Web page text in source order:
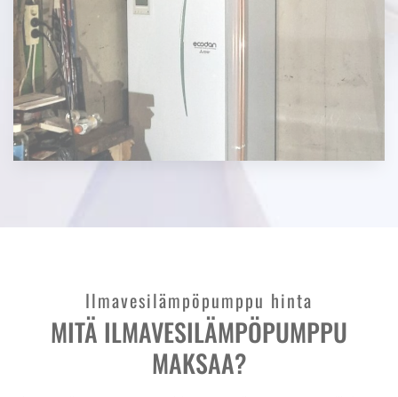
Ilmavesilämpöpumppu hinta
MITÄ ILMAVESILÄMPÖPUMPPU
MAKSAA?